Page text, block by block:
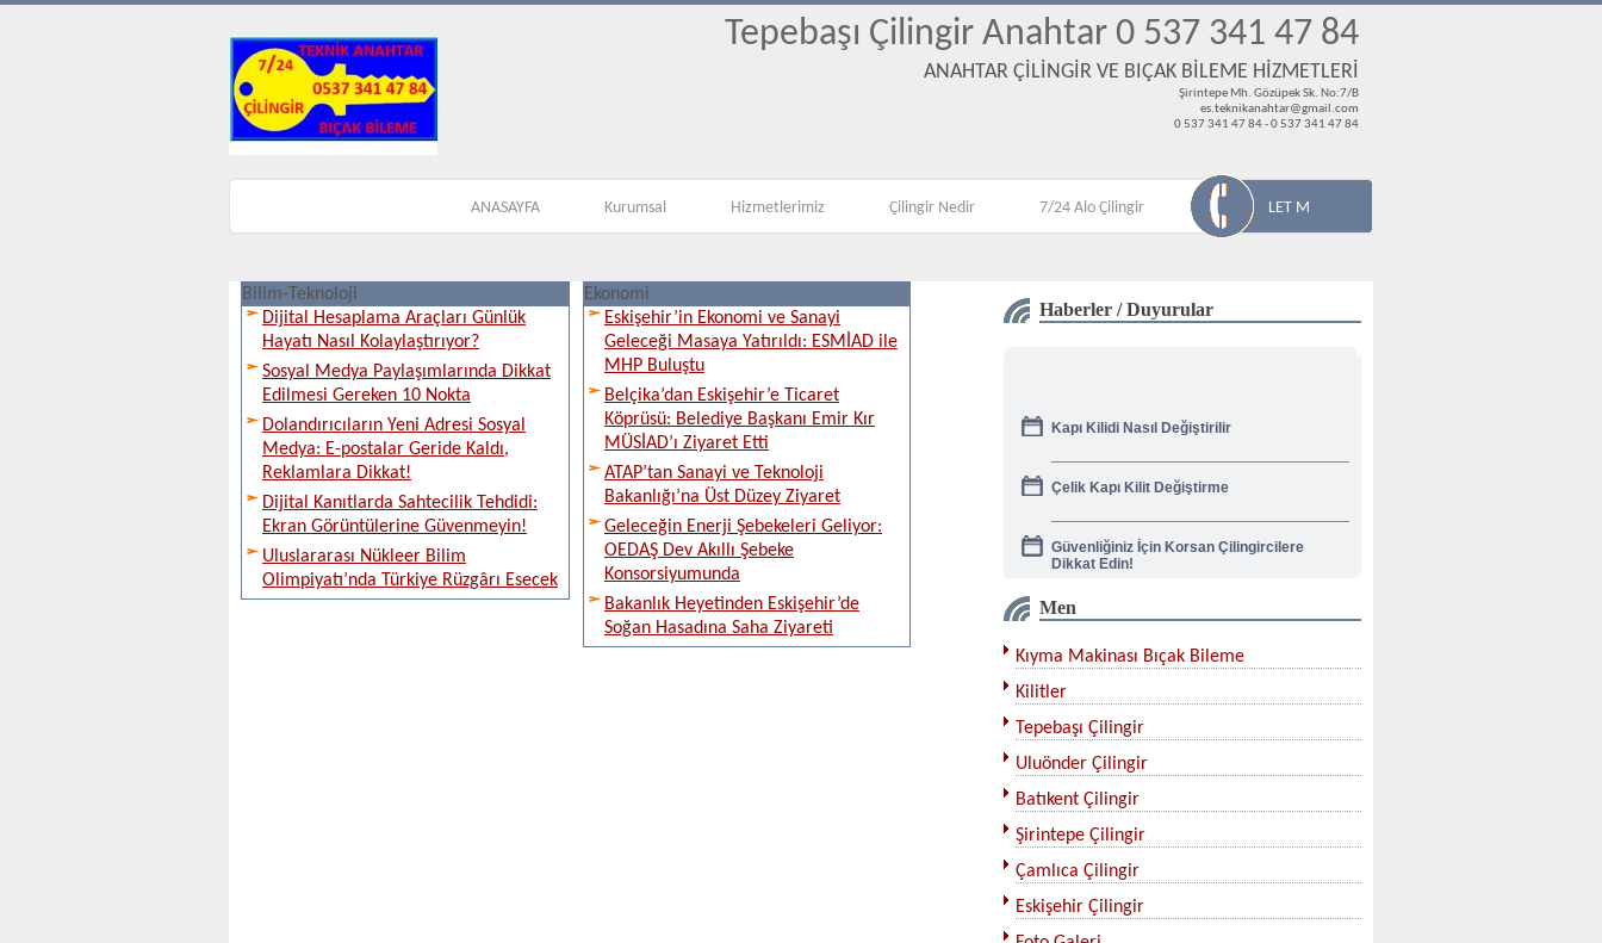
Tepebaşı Çilingir Anahtar 0 537 341 47 84
ANAHTAR ÇİLİNGİR VE BIÇAK BİLEME HİZMETLERİ
Şirintepe Mh. Gözüpek Sk. No:7/B
es.teknikanahtar@gmail.com
0 537 341 47 84 - 0 537 341 47 84
ANASAYFA Kurumsal Hizmetlerimiz Çilingir Nedir 7/24 Alo Çilingir LET M
Bilim-Teknoloji
Dijital Hesaplama Araçları Günlük
Hayatı Nasıl Kolaylaştırıyor?
Sosyal Medya Paylaşımlarında Dikkat
Edilmesi Gereken 10 Nokta
Dolandırıcıların Yeni Adresi Sosyal
Medya: E-postalar Geride Kaldı,
Reklamlara Dikkat!
Dijital Kanıtlarda Sahtecilik Tehdidi:
Ekran Görüntülerine Güvenmeyin!
Uluslararası Nükleer Bilim
Olimpiyatı’nda Türkiye Rüzgârı Esecek
Ekonomi
Eskişehir’in Ekonomi ve Sanayi
Geleceği Masaya Yatırıldı: ESMİAD ile
MHP Buluştu
Belçika’dan Eskişehir’e Ticaret
Köprüsü: Belediye Başkanı Emir Kır
MÜSİAD’ı Ziyaret Etti
ATAP’tan Sanayi ve Teknoloji
Bakanlığı’na Üst Düzey Ziyaret
Geleceğin Enerji Şebekeleri Geliyor:
OEDAŞ Dev Akıllı Şebeke
Konsorsiyumunda
Bakanlık Heyetinden Eskişehir’de
Soğan Hasadına Saha Ziyareti
Haberler / Duyurular
Dikkat Edin!
Kapı Kilidi Nasıl Değiştirilir?
Çelik Kapı Kilit Göbek Değiştirme
Bıçak Nasıl Bilenir?
Kurban Bıçağınızı Aldınız mı?
Men
Kıyma Makinası Bıçak Bileme
Kilitler
Tepebaşı Çilingir
Uluönder Çilingir
Batıkent Çilingir
Şirintepe Çilingir
Çamlıca Çilingir
Eskişehir Çilingir